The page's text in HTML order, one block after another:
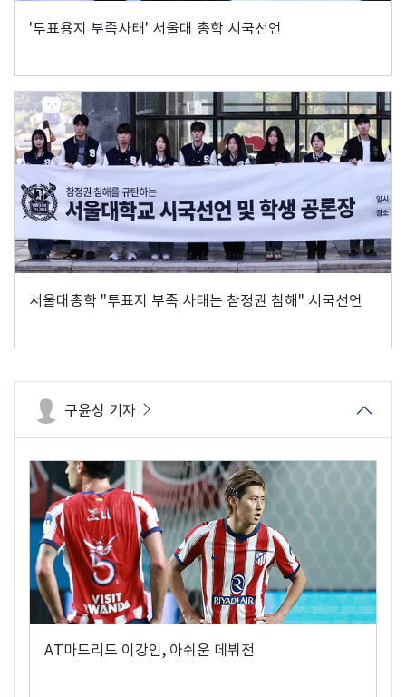
'투표용지 부족사태' 서울대 총학 시국선언
서울대총학 "투표지 부족 사태는 참정권 침해" 시국선언
구윤성 기자
AT마드리드 이강인, 아쉬운 데뷔전